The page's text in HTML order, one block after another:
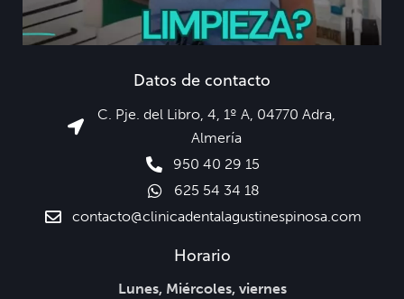
Tu boca suele avisar antes de que aparezca un
16 0
Siguenos en Instagram
Datos de contacto
C. Pje. del Libro, 4, 1º A, 04770 Adra,
Almería
950 40 29 15
625 54 34 18
contacto@clinicadentalagustinespinosa.com
Horario
Lunes, Miércoles, viernes